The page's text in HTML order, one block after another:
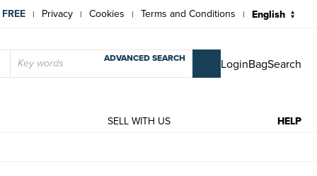
| Privacy | Cookies | Terms and Conditions |
ADVANCED SEARCH LoginBagSearch
SELL WITH US HELP